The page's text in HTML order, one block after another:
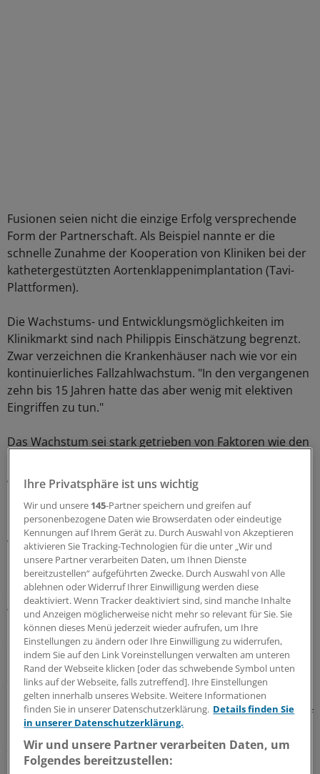
Fusionen seien nicht die einzige Erfolg versprechende
Form der Partnerschaft. Als Beispiel nannte er die
schnelle Zunahme der Kooperation von Kliniken bei der
kathetergestützten Aortenklappenimplantation (Tavi-
Plattformen).
Die Wachstums- und Entwicklungsmöglichkeiten im
Klinikmarkt sind nach Philippis Einschätzung begrenzt.
Zwar verzeichnen die Krankenhäuser nach wie vor ein
kontinuierliches Fallzahlwachstum. "In den vergangenen
zehn bis 15 Jahren hatte das aber wenig mit elektiven
Eingriffen zu tun."
Das Wachstum sei stark getrieben von Faktoren wie den
gleichzeitig in die wenigen Bereiche, die sie als lukrativ
und zukunftsträchtig ansehen: Kardiologie, Geriatrie,
Lungenheilkunde und Neuromedizin.
Wettbewerb in Ballungsräumen steigt
Der Sana-Chef geht davon aus, dass künftig in der Fläche
die Fallzahlen sinken oder bestenfalls stagnieren
werden, während der Wettbewerbsdruck in
Ballungsräumen steigen wird. Die Kliniken werden sich
einem steigenden Investitionsbedarf bei stagnierenden
Mitteln gegenüber sehen sowie der Herausforderung,
qualifiziertes Personal zu finden und zu binden.
"Das alles ist aus Sicht des einzelnen Krankenhauses auf
Dauer nicht zu bewältigen." Das kann ein Treiber für die
Suche nach Partnern sein. Zum Erfolg wird eine
Partnerschaft nach seiner Erfahrung nur, wenn durch
Ihre Privatsphäre ist uns wichtig
Wir und unsere 145-Partner speichern und greifen auf
personenbezogene Daten wie Browserdaten oder eindeutige
Kennungen auf Ihrem Gerät zu. Durch Auswahl von Akzeptieren
aktivieren Sie Tracking-Technologien für die unter „Wir und
unsere Partner verarbeiten Daten, um Ihnen Dienste
bereitzustellen“ aufgeführten Zwecke. Durch Auswahl von Alle
ablehnen oder Widerruf Ihrer Einwilligung werden diese
deaktiviert. Wenn Tracker deaktiviert sind, sind manche Inhalte
und Anzeigen möglicherweise nicht mehr so relevant für Sie. Sie
können dieses Menü jederzeit wieder aufrufen, um Ihre
Einstellungen zu ändern oder Ihre Einwilligung zu widerrufen,
indem Sie auf den Link Voreinstellungen verwalten am unteren
Rand der Webseite klicken [oder das schwebende Symbol unten
links auf der Webseite, falls zutreffend]. Ihre Einstellungen
gelten innerhalb unseres Website. Weitere Informationen
finden Sie in unserer Datenschutzerklärung. Details finden Sie
in unserer Datenschutzerklärung.
Wir und unsere Partner verarbeiten Daten, um
Folgendes bereitzustellen: